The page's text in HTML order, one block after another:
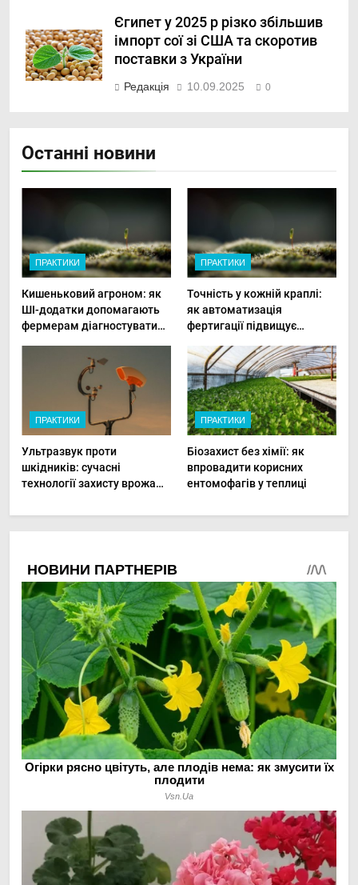
Єгипет у 2025 р різко збільшив
імпорт сої зі США та скоротив
поставки з України
Редакція 10.09.2025 0
Останні новини
ПРАКТИКИ
Кишеньковий агроном: як
ШІ-додатки допомагають
фермерам діагностувати
ПРАКТИКИ
Точність у кожній краплі:
як автоматизація
фертигації підвищує
ПРАКТИКИ
Ультразвук проти
шкідників: сучасні
технології захисту врожаю
ПРАКТИКИ
Біозахист без хімії: як
впровадити корисних
ентомофагів у теплиці